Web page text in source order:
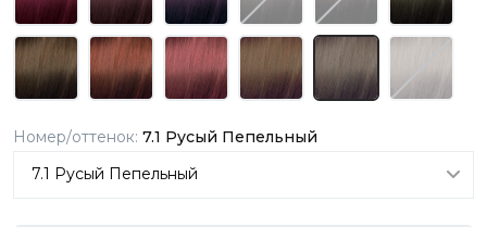
Номер/оттенок: 7.1 Русый Пепельный